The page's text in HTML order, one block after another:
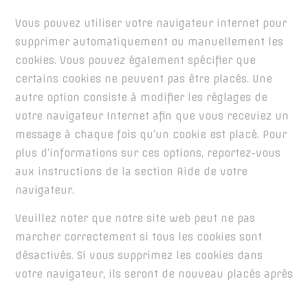
Vous pouvez utiliser votre navigateur internet pour
supprimer automatiquement ou manuellement les
cookies. Vous pouvez également spécifier que
certains cookies ne peuvent pas être placés. Une
autre option consiste à modifier les réglages de
votre navigateur Internet afin que vous receviez un
message à chaque fois qu’un cookie est placé. Pour
plus d’informations sur ces options, reportez-vous
aux instructions de la section Aide de votre
navigateur.
Veuillez noter que notre site web peut ne pas
marcher correctement si tous les cookies sont
désactivés. Si vous supprimez les cookies dans
votre navigateur, ils seront de nouveau placés après